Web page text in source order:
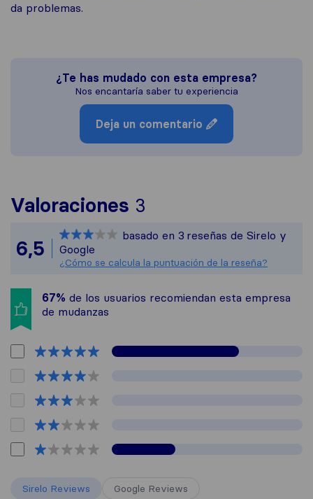
da problemas.
¿Te has mudado con esta empresa?
Nos encantaría saber tu experiencia
Deja un comentario
Valoraciones 3
Todas las reseñas
6,5
basado en 3 reseñas de Sirelo y
Google
¿Cómo se calcula la puntuación de la reseña?
67% de los usuarios recomiendan esta empresa
de mudanzas
Sirelo Reviews Google Reviews